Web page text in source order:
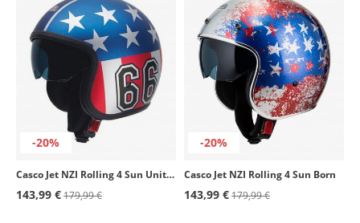
-20%
Casco Jet NZI Rolling 4 Sun United Mate
143,99 €179,99 €
-20%
Casco Jet NZI Rolling 4 Sun Born
143,99 €179,99 €